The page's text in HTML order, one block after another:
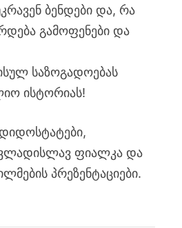
ბენდები და, რა
გამოფენები და
საზოგადოებას
ისტორიას!
ვლადისლავ ფიალკა და
პრეზენტაციები.